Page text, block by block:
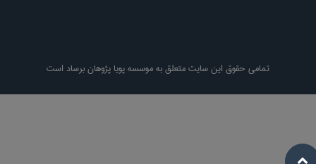
تمامی حقوق این سایت متعلق به موسسه پویا پژوهان برساد است